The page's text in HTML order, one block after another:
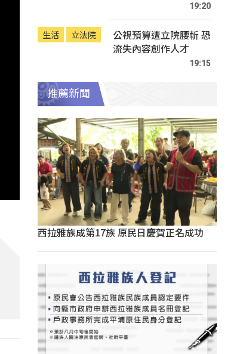
19:20
生活 立法院
公視預算遭立院腰斬 恐
流失內容創作人才
19:15
推薦新聞
西拉雅族成第17族 原民日慶賀正名成功